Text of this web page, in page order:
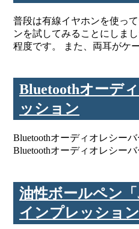
普段は有線イヤホンを使っ
ンを試してみることにしま
程度です。 また、両耳がケ
Bluetoothオーデ
ッション
Bluetoothオーディオレシー
Bluetoothオーディオレシー
油性ボールペン
インプレッション